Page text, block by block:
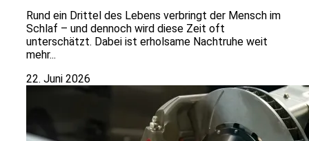
Rund ein Drittel des Lebens verbringt der Mensch im
Schlaf – und dennoch wird diese Zeit oft
unterschätzt. Dabei ist erholsame Nachtruhe weit
mehr...
22. Juni 2026